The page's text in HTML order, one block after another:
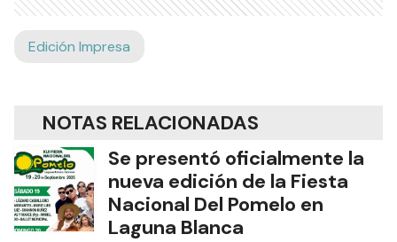
Edición Impresa
NOTAS RELACIONADAS
Se presentó oficialmente la
nueva edición de la Fiesta
Nacional Del Pomelo en
Laguna Blanca